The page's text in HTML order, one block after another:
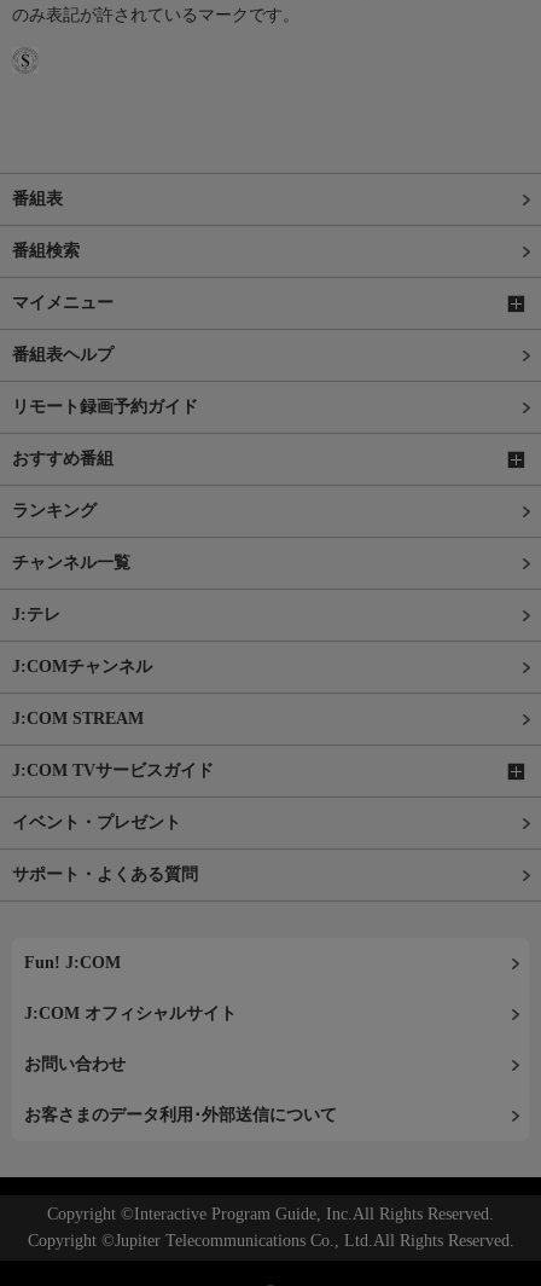
のみ表記が許されているマークです。
番組表
番組検索
マイメニュー
番組表ヘルプ
リモート録画予約ガイド
おすすめ番組
ランキング
チャンネル一覧
J:テレ
J:COMチャンネル
J:COM STREAM
J:COM TVサービスガイド
イベント・プレゼント
サポート・よくある質問
Fun! J:COM
J:COM オフィシャルサイト
お問い合わせ
お客さまのデータ利用･外部送信について
Copyright ©Interactive Program Guide, Inc.All Rights Reserved.
Copyright ©Jupiter Telecommunications Co., Ltd.All Rights Reserved.